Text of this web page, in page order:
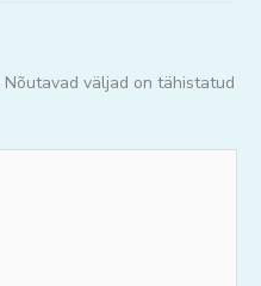
Nõutavad väljad on tähistatud